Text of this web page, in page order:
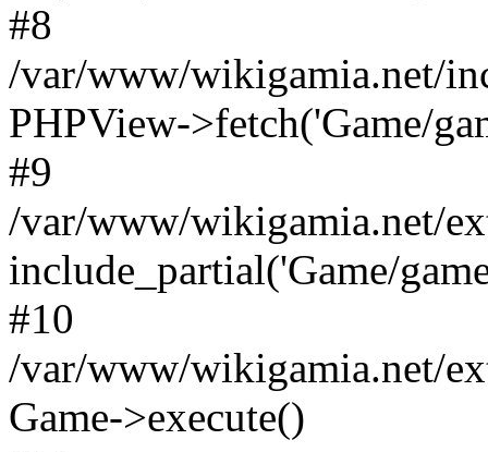
#8
/var/www/wikigamia.net/
PHPView->fetch('Game/
#9
/var/www/wikigamia.net/
include_partial('Game/
#10
/var/www/wikigamia.net/
Game->execute()